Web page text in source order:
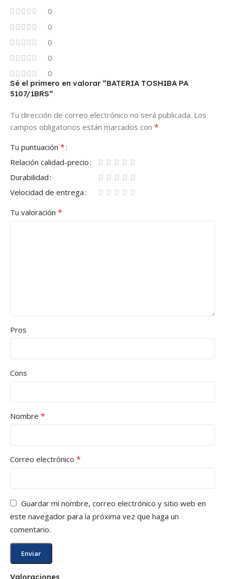
0
0
0
0
0
Valoraciones
Sé el primero en valorar “BATERIA TOSHIBA PA
5107/1BRS”
Tu dirección de correo electrónico no será publicada. Los
campos obligatorios están marcados con *
Tu puntuación *
Relación calidad-precio
Durabilidad
Velocidad de entrega
Tu valoración *
Pros
Cons
Nombre *
Correo electrónico *
Guardar mi nombre, correo electrónico y sitio web en
este navegador para la próxima vez que haga un
comentario.